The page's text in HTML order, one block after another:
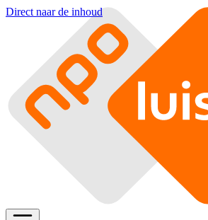
Direct naar de inhoud